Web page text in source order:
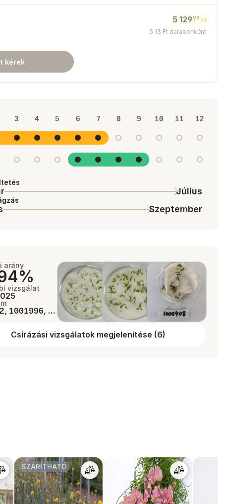
5 129 99 Ft
5,13 Ft darabonként
kérek
3 4 5 6 7 8 9 10 11 12
Július
Szeptember
arány
vizsgálat
, 1001996, …
Csírázási vizsgálatok megjelenítése (6)
SZÁRÍTHATÓ